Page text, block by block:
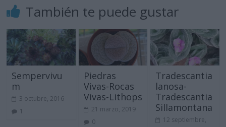
También te puede gustar
Sempervivu
m
3 octubre, 2016
1
Piedras
Vivas-Rocas
Vivas-Lithops
21 marzo, 2019
0
Tradescantia
lanosa-
Tradescantia
Sillamontana
12 septiembre,